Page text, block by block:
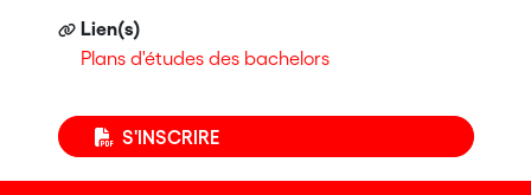
Lien(s)
Plans d'études des bachelors
S'INSCRIRE